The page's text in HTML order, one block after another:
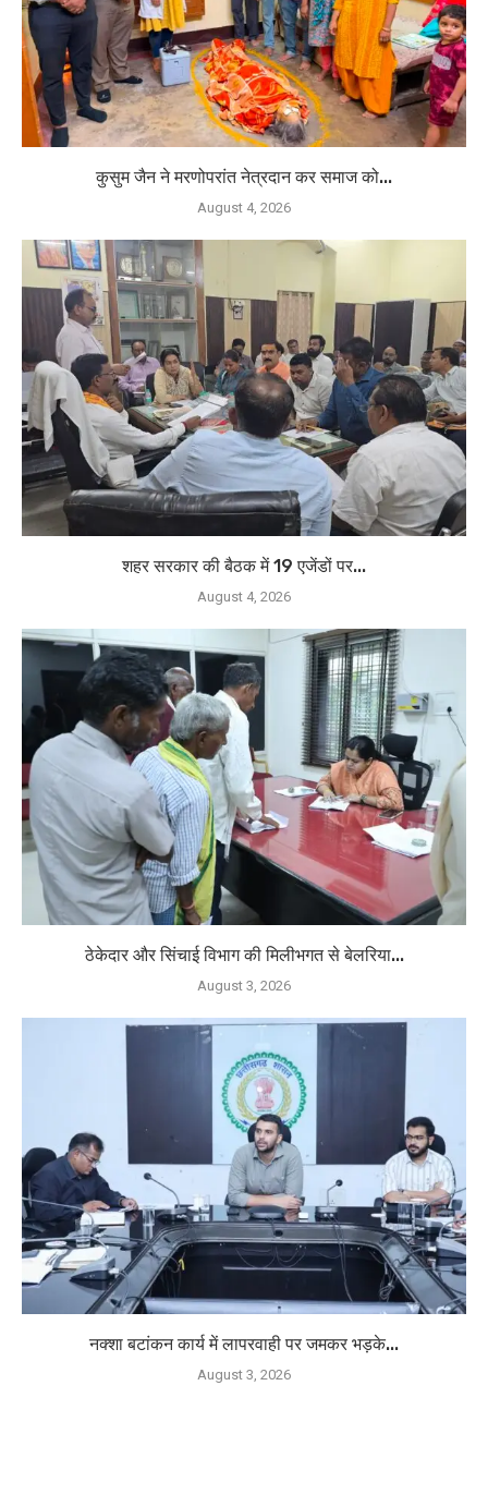
कुसुम जैन ने मरणोपरांत नेत्रदान कर समाज को...
August 4, 2026
शहर सरकार की बैठक में 19 एजेंडों पर...
August 4, 2026
ठेकेदार और सिंचाई विभाग की मिलीभगत से बेलरिया...
August 3, 2026
नक्शा बटांकन कार्य में लापरवाही पर जमकर भड़के...
August 3, 2026